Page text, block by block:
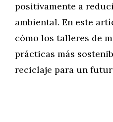
positivamente a
ambiental. En este
cómo los talleres de
prácticas más
reciclaje para un